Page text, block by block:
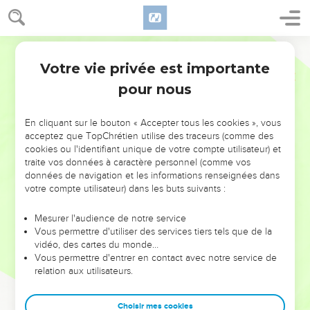
NE MANQUEZ PAS L’ÉVÉNEMENT
DE L’ANNÉE !
ET SI LEURS ERREURS POUVAIENT VOUS ÉVITER LES
VOTRES ?
leur foi ou leur vision. Mais on voit moins les doutes, les erreurs
et les saisons difficiles qu'ils ont traversés, alors même que ce
sont elles qui les ont façonnés.
Dans cette conférence, leaders, entrepreneurs, et responsables
clés pour avancer avec plus de sagesse afin que leurs erreurs
Votre vie privée est importante
pour nous
En cliquant sur le bouton « Accepter tous les cookies », vous
acceptez que TopChrétien utilise des traceurs (comme des
cookies ou l'identifiant unique de votre compte utilisateur) et
traite vos données à caractère personnel (comme vos
données de navigation et les informations renseignées dans
votre compte utilisateur) dans les buts suivants :
Mesurer l'audience de notre service
Vous permettre d'utiliser des services tiers tels que de la
vidéo, des cartes du monde…
Vous permettre d'entrer en contact avec notre service de
relation aux utilisateurs.
Choisir mes cookies